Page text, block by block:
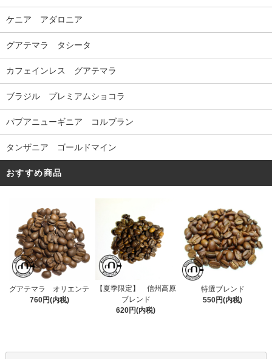
ケニア アダロニア
グアテマラ タシータ
カフェインレス グアテマラ
ブラジル プレミアムショコラ
パプアニューギニア コルブラン
タンザニア ゴールドマイン
おすすめ商品
グアテマラ オリエンテ
760円(内税)
【夏季限定】 信州高原
ブレンド
620円(内税)
特選ブレンド
550円(内税)